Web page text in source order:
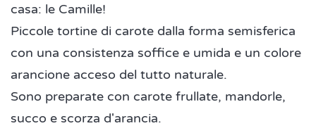
casa: le Camille!
Piccole tortine di carote dalla forma semisferica
con una consistenza soffice e umida e un colore
arancione acceso del tutto naturale.
Sono preparate con carote frullate, mandorle,
succo e scorza d'arancia.